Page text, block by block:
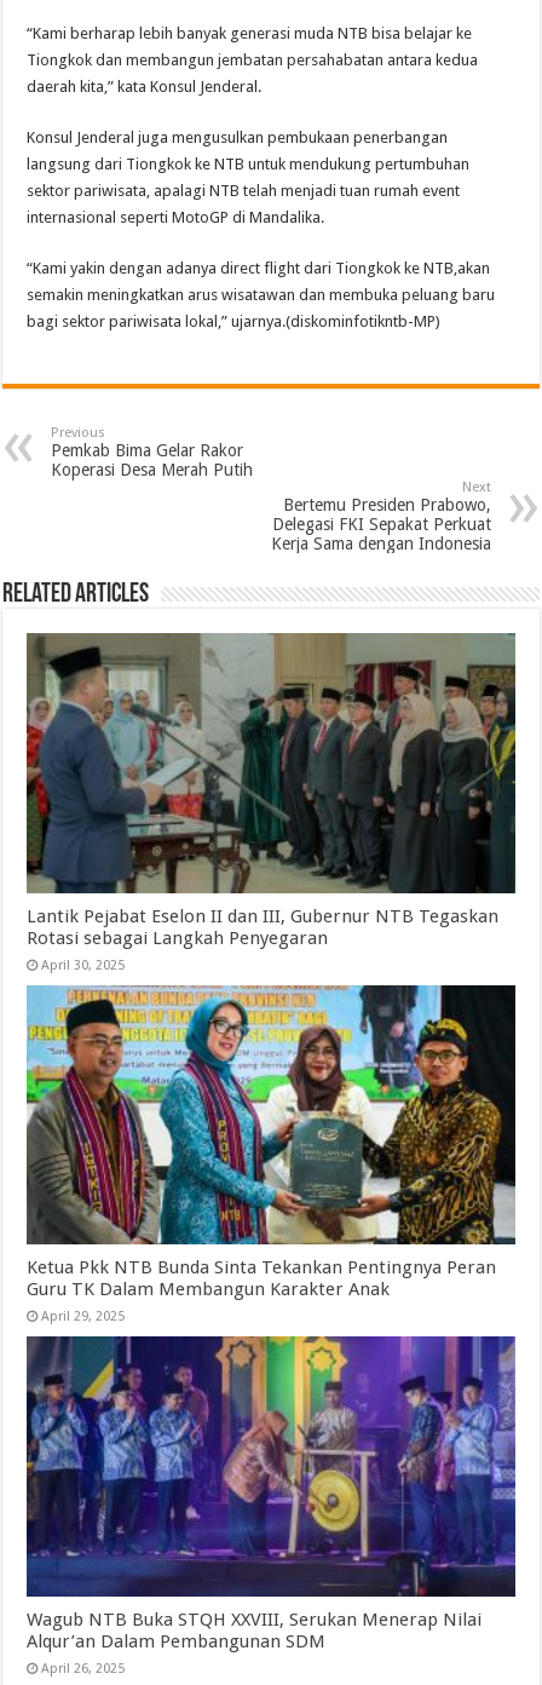
“Kami berharap lebih banyak generasi muda NTB bisa belajar ke
Tiongkok dan membangun jembatan persahabatan antara kedua
daerah kita,” kata Konsul Jenderal.
Konsul Jenderal juga mengusulkan pembukaan penerbangan
langsung dari Tiongkok ke NTB untuk mendukung pertumbuhan
sektor pariwisata, apalagi NTB telah menjadi tuan rumah event
internasional seperti MotoGP di Mandalika.
“Kami yakin dengan adanya direct flight dari Tiongkok ke NTB,akan
semakin meningkatkan arus wisatawan dan membuka peluang baru
bagi sektor pariwisata lokal,” ujarnya.(diskominfotikntb-MP)
Previous
Pemkab Bima Gelar Rakor
Koperasi Desa Merah Putih
Next
Bertemu Presiden Prabowo,
Delegasi FKI Sepakat Perkuat
Kerja Sama dengan Indonesia
Related Articles
Lantik Pejabat Eselon II dan III, Gubernur NTB Tegaskan
Rotasi sebagai Langkah Penyegaran
April 30, 2025
Ketua Pkk NTB Bunda Sinta Tekankan Pentingnya Peran
Guru TK Dalam Membangun Karakter Anak
April 29, 2025
Wagub NTB Buka STQH XXVIII, Serukan Menerap Nilai
Alqur’an Dalam Pembangunan SDM
April 26, 2025